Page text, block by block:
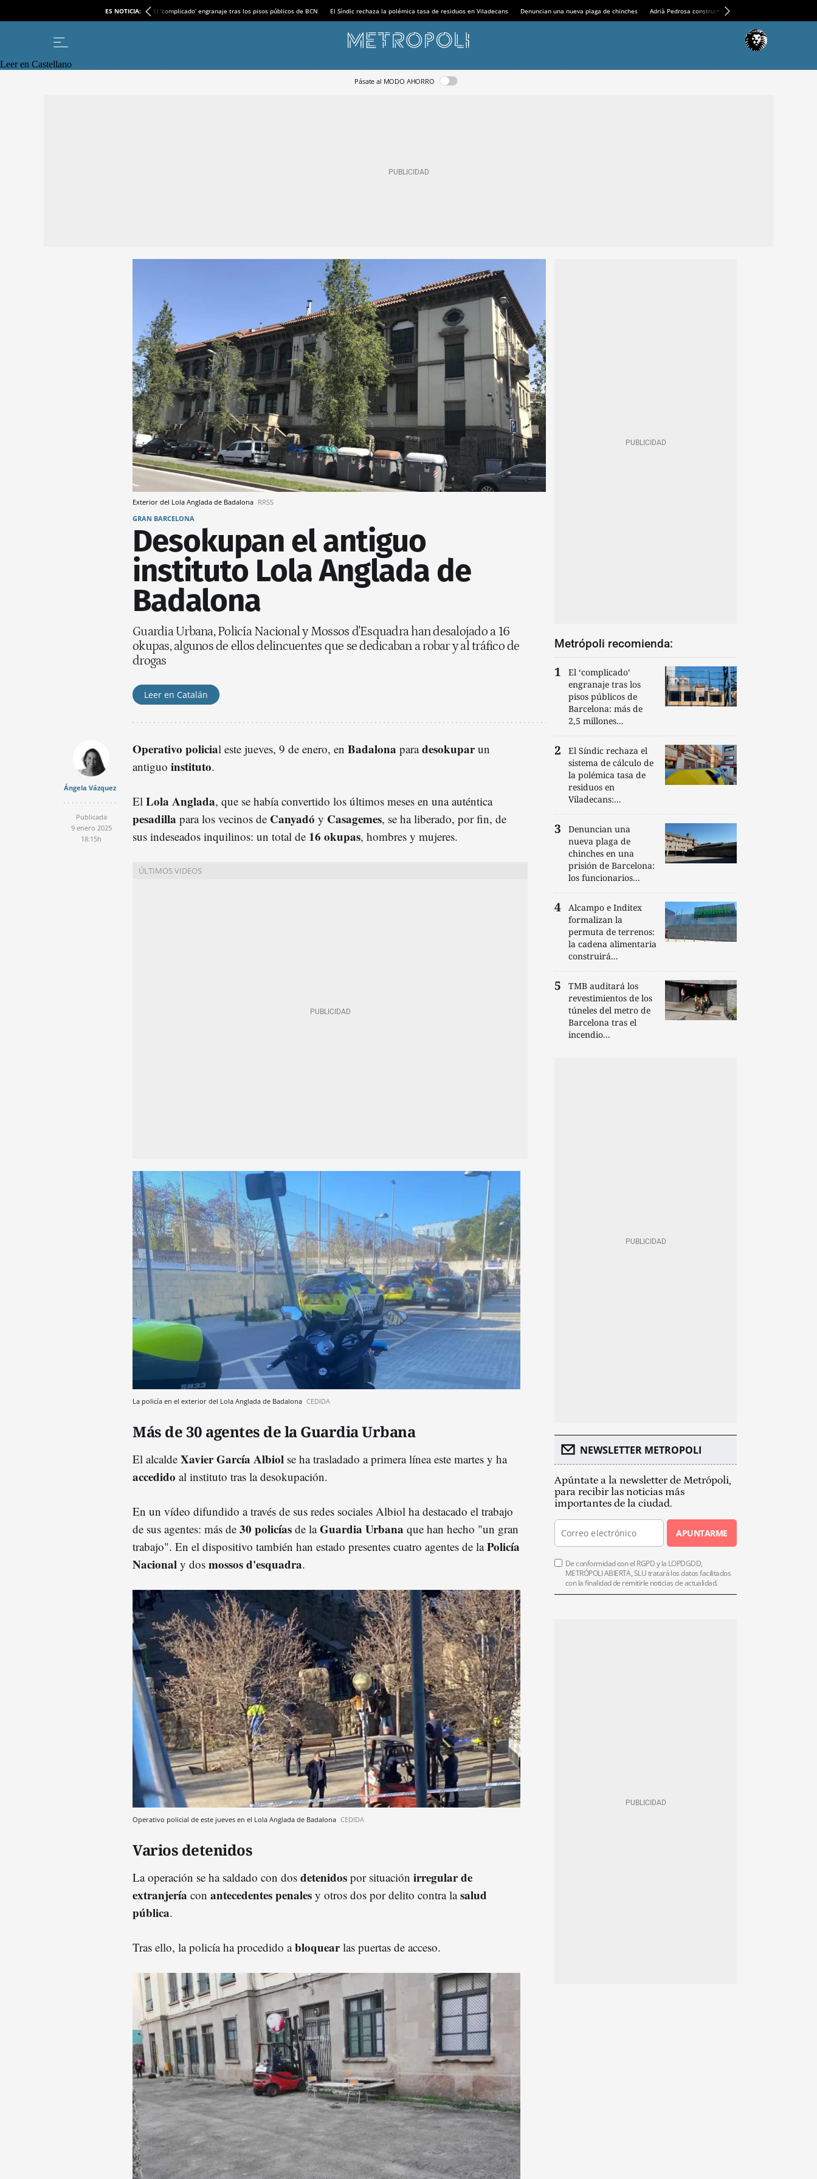
ES NOTICIA: El ‘complicado’ engranaje tras los pisos públicos de BCN El Síndic rechaza la polémica tasa de residuos en Viladecans Denuncian una nueva plaga de chinches Adrià Pedrosa construirá la nueva residencia en el
Leer en Castellano
Pásate al MODO AHORRO
Exterior del Lola Anglada de Badalona RRSS
GRAN BARCELONA
Desokupan el antiguo
instituto Lola Anglada de
Badalona
Guardia Urbana, Policía Nacional y Mossos d'Esquadra han desalojado a 16
okupas, algunos de ellos delincuentes que se dedicaban a robar y al tráfico de
drogas
Leer en Catalán
Ángela Vázquez
Publicada
9 enero 2025
18:15h
Operativo policial este jueves, 9 de enero, en Badalona paradesokuparun
antiguo instituto.
El Lola Anglada, que se había convertido los últimos meses en una auténtica
pesadilla para los vecinos de Canyadó y Casagemes, se ha liberado, por fin, de
sus indeseados inquilinos: un total de 16 okupas, hombres y mujeres.
La policía en el exterior del Lola Anglada de Badalona CEDIDA
Más de 30 agentes de la Guardia Urbana
El alcalde Xavier García Albiol se ha trasladado a primera línea este martes y ha
accedido al instituto tras la desokupación.
En un vídeo difundido a través de sus redes sociales Albiol ha destacado el trabajo
de sus agentes: más de 30 policías de laGuardia Urbana que han hecho "un gran
trabajo". En el dispositivo también han estado presentes cuatro agentes de laPolicía
Nacional y dos mossos d'esquadra.
Operativo policial de este jueves en el Lola Anglada de Badalona CEDIDA
Varios detenidos
La operación se ha saldado con dos detenidos por situación irregularde
extranjería con antecedentes penales y otros dos por delito contra lasalud
pública.
Tras ello, la policía ha procedido abloquearlas puertas de acceso.
Metrópoli recomienda:
El ‘complicado’
engranaje tras los
pisos públicos de
Barcelona: más de
2,5 millones...
El Síndic rechaza el
sistema de cálculo de
la polémica tasa de
residuos en
Viladecans:...
Denuncian una
nueva plaga de
chinches en una
prisión de Barcelona:
los funcionarios...
Alcampo e Inditex
formalizan la
permuta de terrenos:
la cadena alimentaria
construirá...
TMB auditará los
revestimientos de los
túneles del metro de
Barcelona tras el
incendio...
NEWSLETTER METROPOLI
Apúntate a la newsletter de Metrópoli,
para recibir las noticias más
importantes de la ciudad.
APUNTARME
De conformidad con el RGPD y la LOPDGDD,
METRÓPOLI ABIERTA, SLU tratará los datos facilitados
con la finalidad de remitirle noticias de actualidad.